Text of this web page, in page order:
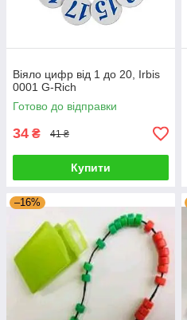
Віяло цифр від 1 до 20, Irbis
0001 G-Rich
Готово до відправки
34 ₴ 41 ₴
Купити
–16%